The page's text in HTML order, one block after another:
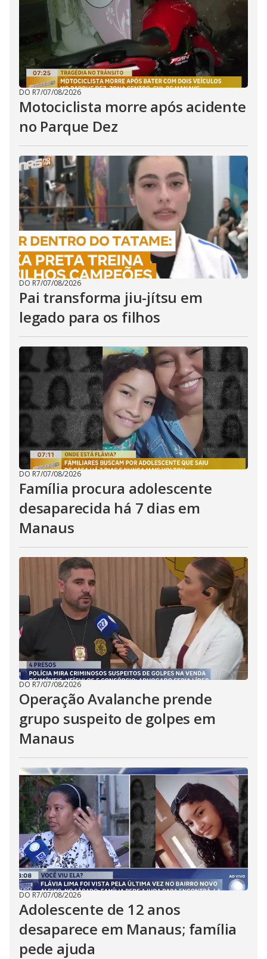
DO R7/07/08/2026
Motociclista morre após acidente
no Parque Dez
DO R7/07/08/2026
Pai transforma jiu-jítsu em
legado para os filhos
DO R7/07/08/2026
Família procura adolescente
desaparecida há 7 dias em
Manaus
DO R7/07/08/2026
Operação Avalanche prende
grupo suspeito de golpes em
Manaus
DO R7/07/08/2026
Adolescente de 12 anos
desaparece em Manaus; família
pede ajuda